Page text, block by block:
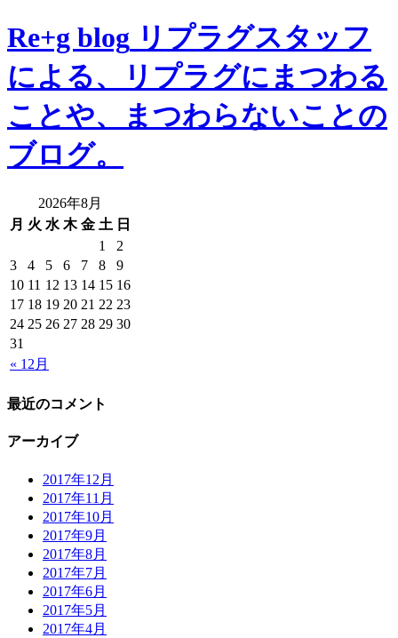
Re+g blog リプラグスタッフ
による、リプラグにまつわる
ことや、まつわらないことの
ブログ。
2026年8月
月 火 水 木 金 土 日
« 12月
1
2
3
4 5 6 7 8
9
10 11 12 13 14 15 16
17 18 19 20 21 22 23
24 25 26 27 28 29 30
31
最近のコメント
アーカイブ
2017年12月
2017年11月
2017年10月
2017年9月
2017年8月
2017年7月
2017年6月
2017年5月
2017年4月